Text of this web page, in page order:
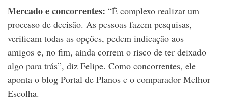
Mercado e concorrentes: “É complexo realizar um
processo de decisão. As pessoas fazem pesquisas,
verificam todas as opções, pedem indicação aos
amigos e, no fim, ainda correm o risco de ter deixado
algo para trás”, diz Felipe. Como concorrentes, ele
aponta o blog Portal de Planos e o comparador Melhor
Escolha.